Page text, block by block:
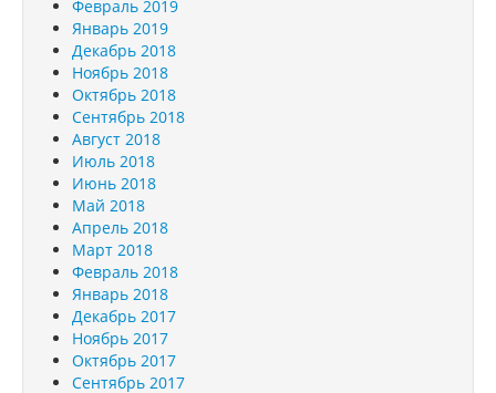
Февраль 2019
Январь 2019
Декабрь 2018
Ноябрь 2018
Октябрь 2018
Сентябрь 2018
Август 2018
Июль 2018
Июнь 2018
Май 2018
Апрель 2018
Март 2018
Февраль 2018
Январь 2018
Декабрь 2017
Ноябрь 2017
Октябрь 2017
Сентябрь 2017